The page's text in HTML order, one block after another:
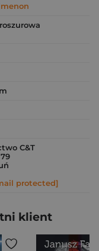
C&T
protected]
klient